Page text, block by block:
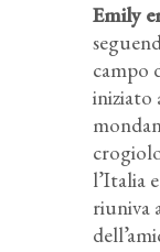
Emily
campo
iniziato
l’Italia
riuniva